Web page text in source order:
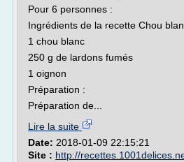
Pour 6 personnes :
Ingrédients de la recette Chou
1 chou blanc
250 g de lardons fumés
1 oignon
Préparation :
Préparation de...
Lire la suite
Date: 2018-01-09 22:15:21
Site : http://